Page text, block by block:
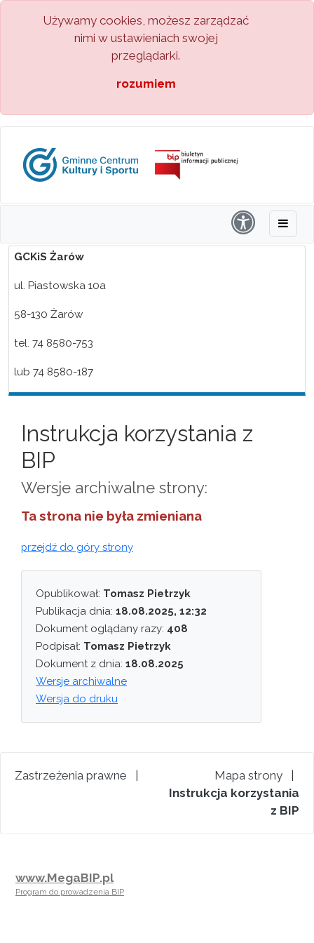
Używamy cookies, możesz zarządzać
nimi w ustawieniach swojej
przeglądarki.
rozumiem
GCKiS Żarów
ul. Piastowska 10a
58-130 Żarów
tel. 74 8580-753
lub 74 8580-187
Instrukcja korzystania z
BIP
Wersje archiwalne strony:
Ta strona nie była zmieniana
przejdź do góry strony
Opublikował: Tomasz Pietrzyk
Publikacja dnia: 18.08.2025, 12:32
Dokument oglądany razy: 408
Podpisał: Tomasz Pietrzyk
Dokument z dnia: 18.08.2025
Wersje archiwalne
Wersja do druku
Zastrzeżenia prawne Mapa strony
Instrukcja korzystania
z BIP
www.MegaBIP.pl
Program do prowadzenia BIP